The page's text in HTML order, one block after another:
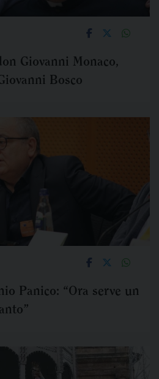
Giovanni Monaco,
Bosco
Panico: “Ora serve un